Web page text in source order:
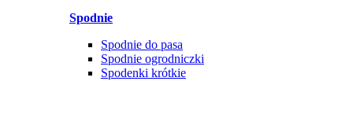
Spodnie
Spodnie do pasa
Spodnie ogrodniczki
Spodenki krótkie